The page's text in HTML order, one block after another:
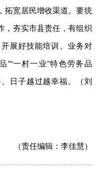
拓宽居民增收渠道。要统
，夯实市县责任，有组织
展好技能培训、业务对
”“一村一业”特色劳务品
日子越过越幸福。（刘
（责任编辑： 李佳慧）